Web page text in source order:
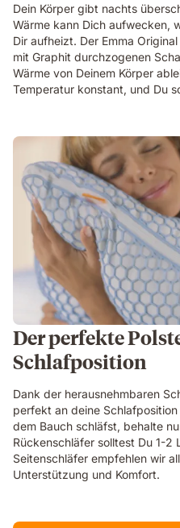
Dein Körper gibt nachts
Wärme kann Dich aufwecken,
Dir aufheizt. Der Emma
mit Graphit durchzogenen
Wärme von Deinem Körper
Temperatur konstant, und Du
Der perfekte
Schlafposition
Dank der herausnehmbaren
perfekt an deine
dem Bauch schläfst, behalte
Rückenschläfer solltest Du 1-2
Seitenschläfer empfehlen wir
Unterstützung und Komfort.